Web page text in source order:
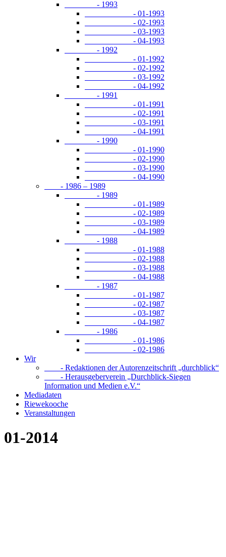
- 1993
- 01-1993
- 02-1993
- 03-1993
- 04-1993
- 1992
- 01-1992
- 02-1992
- 03-1992
- 04-1992
- 1991
- 01-1991
- 02-1991
- 03-1991
- 04-1991
- 1990
- 01-1990
- 02-1990
- 03-1990
- 04-1990
- 1986 – 1989
- 1989
- 01-1989
- 02-1989
- 03-1989
- 04-1989
- 1988
- 01-1988
- 02-1988
- 03-1988
- 04-1988
- 1987
- 01-1987
- 02-1987
- 03-1987
- 04-1987
- 1986
- 01-1986
- 02-1986
Wir
- Redaktionen der Autorenzeitschrift „durchblick“
- Herausgeberverein „Durchblick-Siegen
Information und Medien e.V.“
Mediadaten
Riewekooche
Veranstaltungen
01-2014